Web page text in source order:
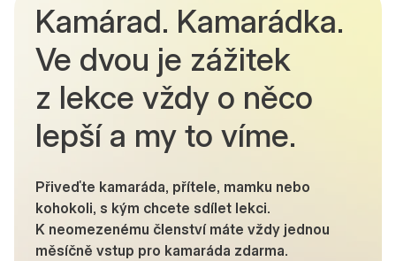
Kamárad. Kamarádka.
Ve dvou je zážitek
z lekce vždy o něco
lepší a my to víme.
Přiveďte kamaráda, přítele, mamku nebo
kohokoli, s kým chcete sdílet lekci.
K neomezenému členství máte vždy jednou
měsíčně vstup pro kamaráda zdarma.